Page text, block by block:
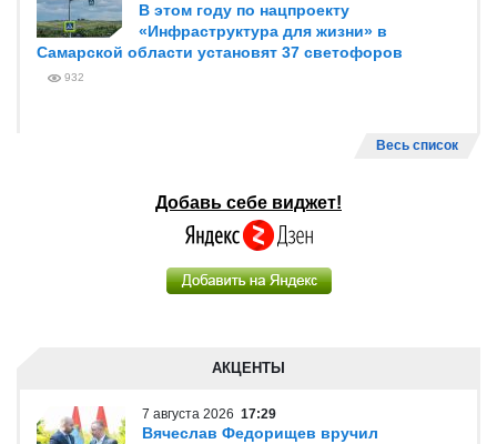
В этом году по нацпроекту
«Инфраструктура для жизни» в
Самарской области установят 37 светофоров
932
Весь список
Добавь себе виджет!
АКЦЕНТЫ
7 августа 2026 17:29
Вячеслав Федорищев вручил